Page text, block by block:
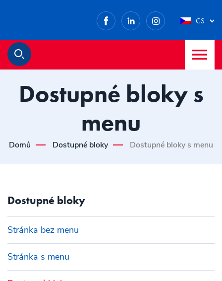
Facebook
LinkedInInstagram
CS
Dostupné bloky s
menu
Domů Dostupné bloky Dostupné bloky s menu
Dostupné bloky
Stránka bez menu
Stránka s menu